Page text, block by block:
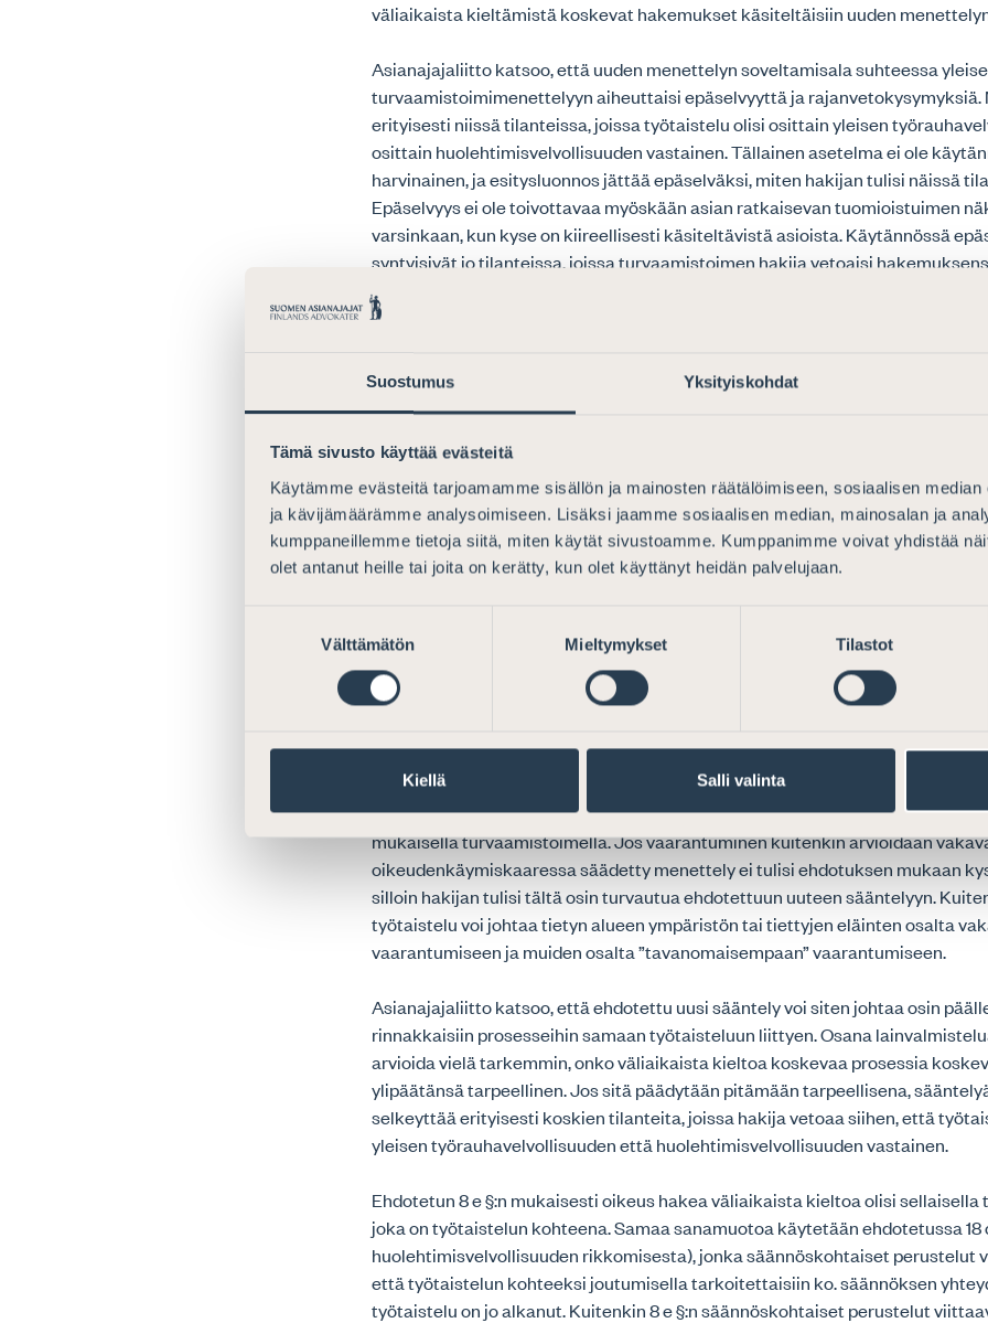
Suostumus Yksityiskohdat
Tämä sivusto käyttää evästeitä
Käytämme evästeitä tarjoamamme sisällön ja mainosten räätälöimiseen, sosiaalisen
ja kävijämäärämme analysoimiseen. Lisäksi jaamme sosiaalisen median, mainosalan ja
kumppaneillemme tietoja siitä, miten käytät sivustoamme. Kumppanimme voivat yhdistää
olet antanut heille tai joita on kerätty, kun olet käyttänyt heidän palvelujaan.
Välttämätön Mieltymykset Tilastot
Kiellä Salli valinta
väliaikaista kieltämistä koskevat hakemukset käsiteltäisiin uuden
Asianajajaliitto katsoo, että uuden menettelyn soveltamisala suhteessa
turvaamistoimimenettelyyn aiheuttaisi epäselvyyttä ja rajanvetokysymyksiä.
erityisesti niissä tilanteissa, joissa työtaistelu olisi osittain yleisen
osittain huolehtimisvelvollisuuden vastainen. Tällainen asetelma ei ole
harvinainen, ja esitysluonnos jättää epäselväksi, miten hakijan tulisi näissä
Epäselvyys ei ole toivottavaa myöskään asian ratkaisevan tuomioistuimen
varsinkaan, kun kyse on kiireellisesti käsiteltävistä asioista. Käytännössä
syntyisivät jo tilanteissa, joissa turvaamistoimen hakija vetoaisi
seikkoihin, joita voisi pitää yleisen työrauhavelvollisuuden rikkomisen ohella
huolehtimisvelvollisuuden rikkomisena. Esimerkkinä voi pitää vaikkapa
yleisen työrauhavelvollisuuden vastaisen työtaistelun johdosta vaarantaisi
toimittamisen myös paikkakunnan vajaakuntoisten hoitolaitokseen, mikä
hakemusta, jossa hakija vetoaisi – ehkä aika ohimennen – myös siihen, että
katkos rehun toimituksessa johtaisi kalanviljelylaitoksissa kalanpoikasten
(esitysluonnoksen 8 d §:n kohta 4). Tulisiko tällaista hakemusta käsittelevän
hylätä hakemus, jos hakija ei esitä siinä selvitystä suojelutyöstä käydystä
tulisiko ulosottomiehen panna annettu päätös täytäntöön ilman
esitysluonnoksen 18 b §:n mukaista, enintään 150 000 euron määräistä
perusteettomasta hakemuksesta?
Rajavetokysymysten haasteellisuutta korostaa se, miten suojelutyöllä
oikeushyvät on kirjattu ehdotetussa 8 d §:ssä. Jos kiellettäväksi haettu
ympäristöä tai eläinten hyvinvointia ilman, että vaarantuminen on vakavaa,
yleisen työrauhavelvollisuuden vastainen, työtaistelu voidaan estää
mukaisella turvaamistoimella. Jos vaarantuminen kuitenkin arvioidaan
oikeudenkäymiskaaressa säädetty menettely ei tulisi ehdotuksen mukaan
silloin hakijan tulisi tältä osin turvautua ehdotettuun uuteen sääntelyyn.
työtaistelu voi johtaa tietyn alueen ympäristön tai tiettyjen eläinten osalta
vaarantumiseen ja muiden osalta ”tavanomaisempaan” vaarantumiseen.
Asianajajaliitto katsoo, että ehdotettu uusi sääntely voi siten johtaa osin
rinnakkaisiin prosesseihin samaan työtaisteluun liittyen. Osana
arvioida vielä tarkemmin, onko väliaikaista kieltoa koskevaa prosessia
ylipäätänsä tarpeellinen. Jos sitä päädytään pitämään tarpeellisena,
selkeyttää erityisesti koskien tilanteita, joissa hakija vetoaa siihen, että
yleisen työrauhavelvollisuuden että huolehtimisvelvollisuuden vastainen.
Ehdotetun 8 e §:n mukaisesti oikeus hakea väliaikaista kieltoa olisi sellaisella
joka on työtaistelun kohteena. Samaa sanamuotoa käytetään ehdotetussa 18
huolehtimisvelvollisuuden rikkomisesta), jonka säännöskohtaiset perustelut
että työtaistelun kohteeksi joutumisella tarkoitettaisiin ko. säännöksen
työtaistelu on jo alkanut. Kuitenkin 8 e §:n säännöskohtaiset perustelut